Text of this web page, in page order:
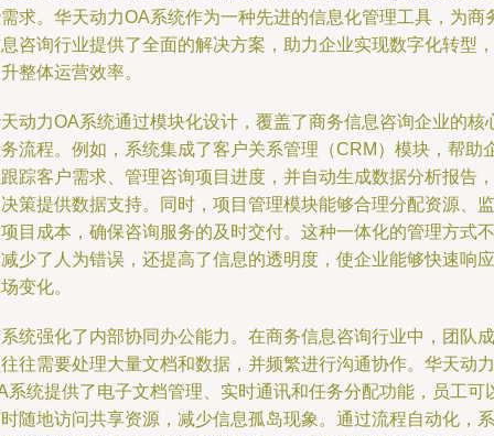
求。华天动力OA系统作为一种先进的信息化管理工具，为商
咨询行业提供了全面的解决方案，助力企业实现数字化转型，
整体运营效率。
动力OA系统通过模块化设计，覆盖了商务信息咨询企业的核
流程。例如，系统集成了客户关系管理（CRM）模块，帮助
踪客户需求、管理咨询项目进度，并自动生成数据分析报告，
策提供数据支持。同时，项目管理模块能够合理分配资源、监
目成本，确保咨询服务的及时交付。这种一体化的管理方式不
少了人为错误，还提高了信息的透明度，使企业能够快速响应
变化。
统强化了内部协同办公能力。在商务信息咨询行业中，团队成
往需要处理大量文档和数据，并频繁进行沟通协作。华天动力
系统提供了电子文档管理、实时通讯和任务分配功能，员工可
随地访问共享资源，减少信息孤岛现象。通过流程自动化，系